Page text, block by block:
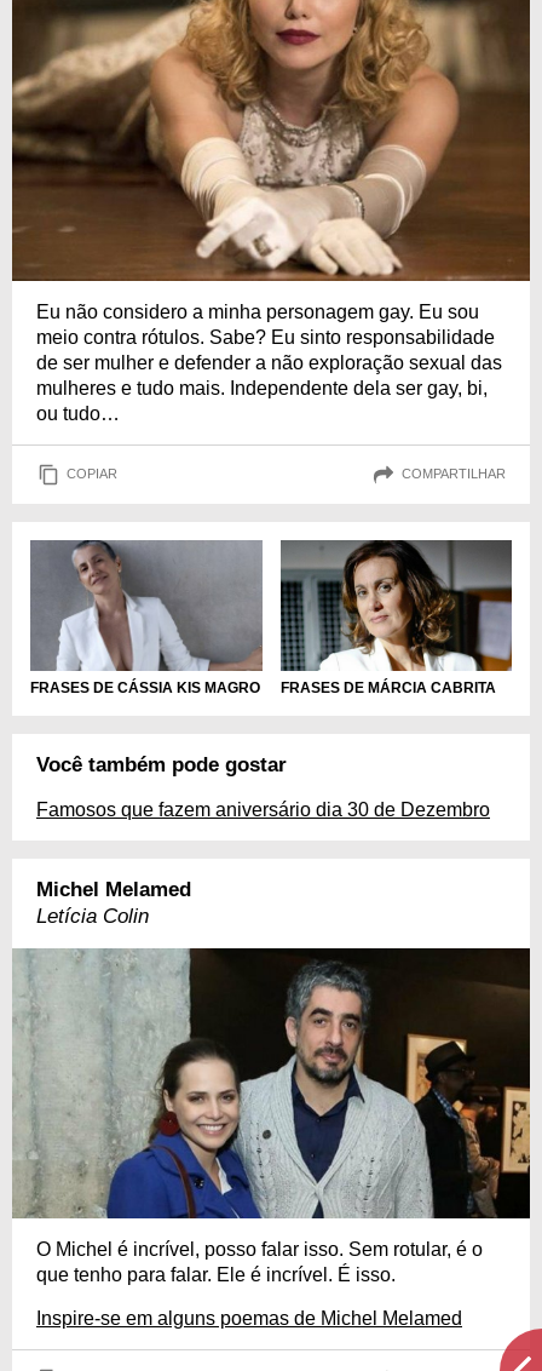
Eu não considero a minha personagem gay. Eu sou
meio contra rótulos. Sabe? Eu sinto responsabilidade
de ser mulher e defender a não exploração sexual das
mulheres e tudo mais. Independente dela ser gay, bi,
ou tudo…
COPIAR COMPARTILHAR
FRASES DE CÁSSIA KIS MAGRO FRASES DE MÁRCIA CABRITA
Você também pode gostar
Famosos que fazem aniversário dia 30 de Dezembro
Michel Melamed
Letícia Colin
O Michel é incrível, posso falar isso. Sem rotular, é o
que tenho para falar. Ele é incrível. É isso.
Inspire-se em alguns poemas de Michel Melamed